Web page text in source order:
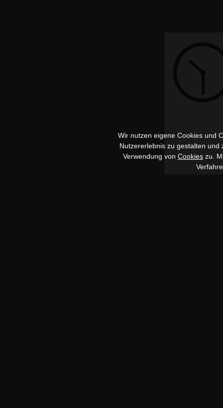
Wir nutzen eigene Cookies und
Nutzererlebnis zu gestalten
Verwendung von Cookies zu.